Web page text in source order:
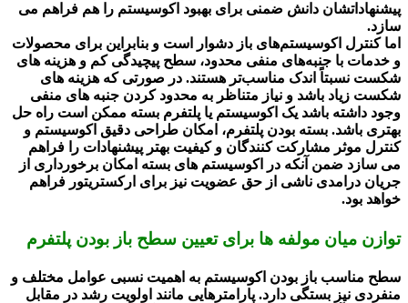
پیشنهاداتشان دانش ضمنی برای بهبود اکوسیستم را هم فراهم می
سازد.
اما کنترل اکوسیستم‌های باز دشوار است و بنابراین برای محصولات
و خدمات با جنبه‌های منفی محدود، سطح پیچیدگی کم و هزینه های
شکست نسبتاً اندک مناسب‌تر هستند. در صورتی که هزینه های
شکست زیاد باشد و نیاز متناظر به محدود کردن جنبه های منفی
وجود داشته باشد یک اکوسیستم یا پلتفرم بسته ممکن است راه حل
بهتری باشد. بسته بودن پلتفرم، امکان طراحی دقیق اکوسیستم و
کنترل موثر مشارکت کنندگان و کیفیت بهتر پیشنهادات را فراهم
می سازد ضمن آنکه در اکوسیستم های بسته امکان برخورداری از
جریان درامدی ناشی از حق عضویت نیز برای ارکستریتور فراهم
خواهد بود.
توازن میان مولفه ها برای تعیین سطح باز بودن پلتفرم
سطح مناسب باز بودن اکوسیستم به اهمیت نسبی عوامل مختلف و
منفردی نیز بستگی دارد. پارامترهایی مانند اولویت رشد در مقابل